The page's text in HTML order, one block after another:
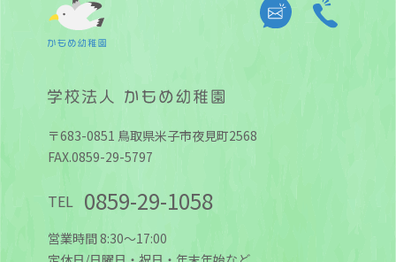
〒683-0851 鳥取県米子市夜見町2568
FAX.0859-29-5797
TEL 0859-29-1058
営業時間 8:30～17:00